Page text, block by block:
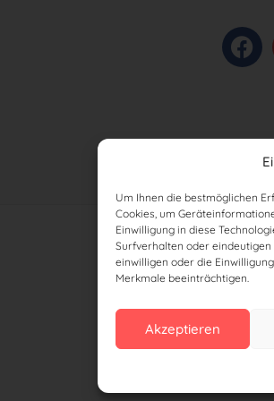
Um Ihnen die bestmöglichen
Cookies, um
Einwilligung in diese
Surfverhalten oder
einwilligen oder die
Merkmale beeinträchtigen.
Akzeptieren